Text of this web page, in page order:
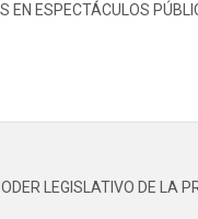
EN ESPECTÁCULOS
LEGISLATIVO DE LA